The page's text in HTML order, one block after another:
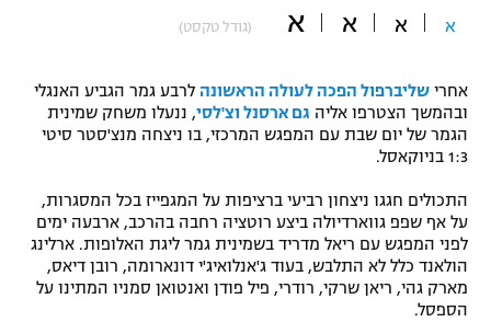
תקנון משתתפים וזוכים בפרסים
תקנון עבור פעילות ספורט 1 – "מרלן"
טניס
גיימינג E-Sports
תנאי שימוש
מדיניות פרטיות
תקנון פעילות ספורט 1
בייסבול MLB
ספורט אתגרי ואקסטרים
אומנויות לחימה
גיימינג E-Sports
א א א א (גודל טקסט)
אחרי שליברפול הפכה לעולה הראשונה לרבע גמר הגביע האנגלי
ובהמשך הצטרפו אליה גם ארסנל וצ'לסי, ננעלו משחק שמינית
הגמר של יום שבת עם המפגש המרכזי, בו ניצחה מנצ'סטר סיטי
1:3 בניוקאסל.
התכולים חגגו ניצחון רביעי ברציפות על המגפייז בכל המסגרות,
על אף שפפ גווארדיולה ביצע רוטציה רחבה בהרכב, ארבעה ימים
לפני המפגש עם ריאל מדריד בשמינית גמר ליגת האלופות. ארלינג
הולאנד כלל לא התלבש, בעוד ג'אנלואיג'י דונארומה, רובן דיאס,
מארק גהי, ריאן שרקי, רודרי, פיל פודן ואנטואן סמניו המתינו על
הספסל.